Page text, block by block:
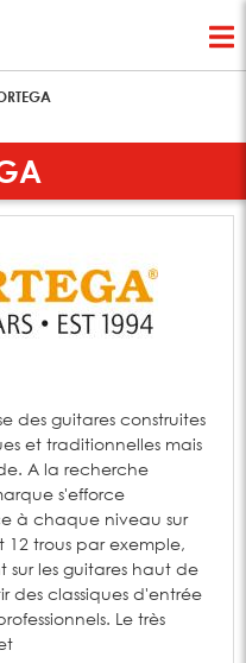
des guitares construites
et traditionnelles mais
A la recherche
s'efforce
à chaque niveau sur
12 trous par exemple,
les guitares haut de
des classiques d'entrée
Le très